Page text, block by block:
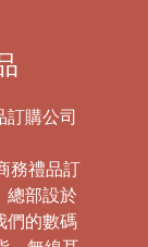
訂購公司
務禮品訂
總部設於
們的數碼